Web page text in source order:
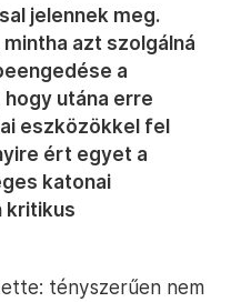
jelennek meg.
azt szolgálná
a
utána erre
eszközökkel fel
ért egyet a
katonai
kritikus
tényszerűen nem